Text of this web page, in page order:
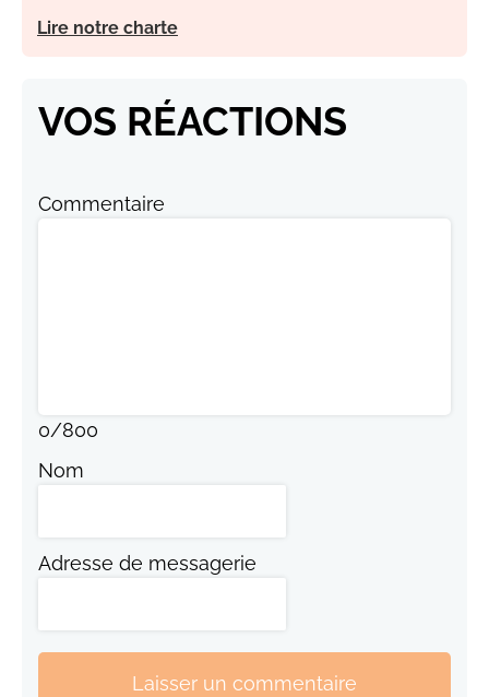
Lire notre charte
VOS RÉACTIONS
Commentaire
0/800
Nom
Adresse de messagerie
Laisser un commentaire